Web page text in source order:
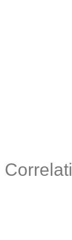
Correlati